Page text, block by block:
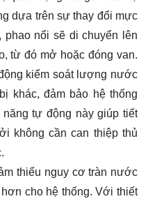
dựa trên sự thay đổi mực
nổi sẽ di chuyển lên
từ đó mở hoặc đóng van.
kiểm soát lượng nước
khác, đảm bảo hệ thống
tự động này giúp tiết
không cần can thiệp thủ
thiểu nguy cơ tràn nước
cho hệ thống. Với thiết